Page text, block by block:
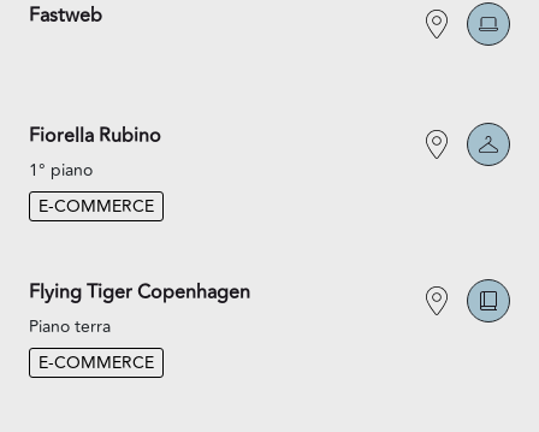
Fastweb
Fiorella Rubino
1° piano
E-COMMERCE
Flying Tiger Copenhagen
Piano terra
E-COMMERCE